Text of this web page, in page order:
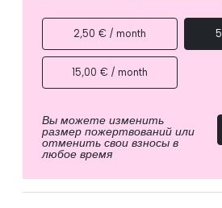
2,50 € / month
15,00 € / month
Вы можете изменить
размер пожертвований или
отменить свои взносы в
любое время